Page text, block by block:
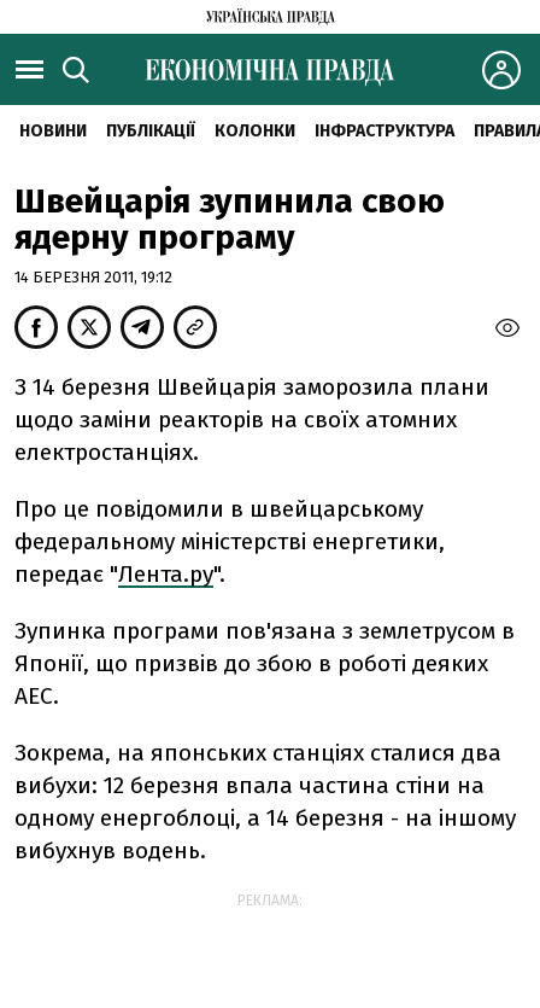
НОВИНИ ПУБЛІКАЦІЇ КОЛОНКИ ІНФРАСТРУКТУРА
Швейцарія зупинила свою
ядерну програму
14 БЕРЕЗНЯ 2011, 19:12
З 14 березня Швейцарія заморозила плани
щодо заміни реакторів на своїх атомних
електростанціях.
Про це повідомили в швейцарському
федеральному міністерстві енергетики,
передає "Лента.ру".
Зупинка програми пов'язана з землетрусом в
Японії, що призвів до збою в роботі деяких
АЕС.
Зокрема, на японських станціях сталися два
вибухи: 12 березня впала частина стіни на
одному енергоблоці, а 14 березня - на іншому
вибухнув водень.
РЕКЛАМА: